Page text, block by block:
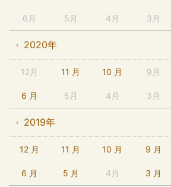
6月 5月 4月 3月
2020年
12月 11 月 10 月 9月
6 月 5月 4月 3月
2019年
12 月 11 月 10 月 9 月
6 月 5 月 4月 3 月